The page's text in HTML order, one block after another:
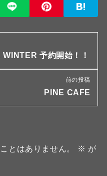
予約開始！！
前の投稿
PINE CAFE
とはありません。 ※ が